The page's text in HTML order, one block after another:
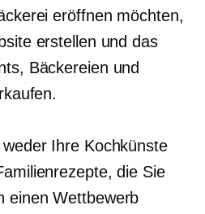
eröffnen möchten,
erstellen und das
Bäckereien und
Ihre Kochkünste
die Sie
einen Wettbewerb